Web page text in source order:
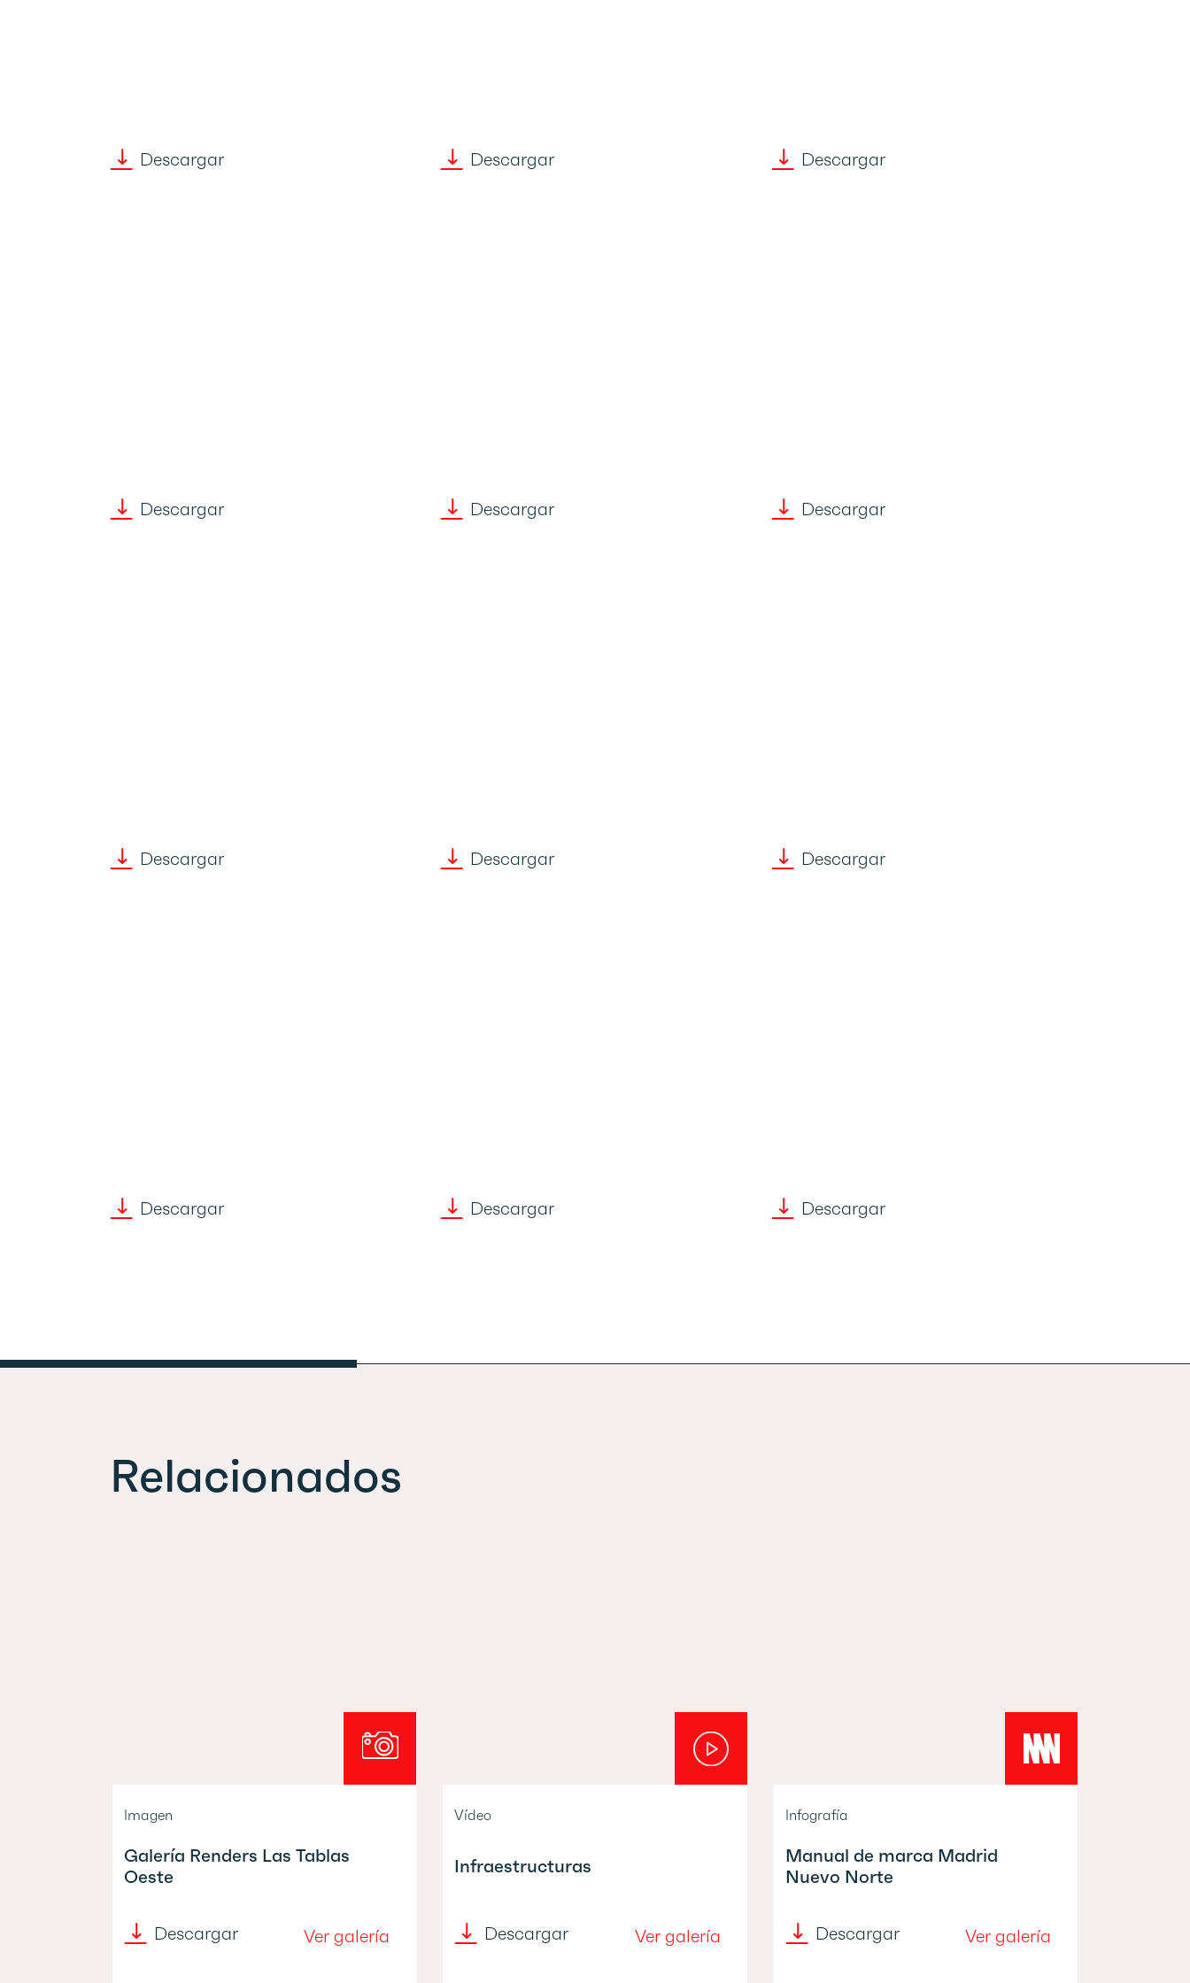
Descargar Descargar Descargar
Descargar Descargar Descargar
Descargar Descargar Descargar
Descargar Descargar Descargar
Relacionados
Imagen
Galería Renders Las Tablas
Oeste
Descargar Ver galería
Vídeo
Infraestructuras
Descargar Ver galería
Infografía
Manual de marca Madrid
Nuevo Norte
Descargar Ver galería